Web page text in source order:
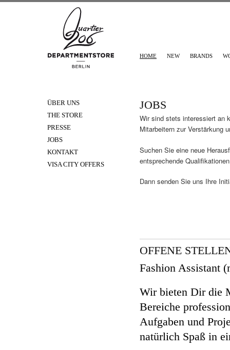
HOME NEW BRANDS
ÜBER UNS
THE STORE
PRESSE
JOBS
KONTAKT
VISA CITY OFFERS
JOBS
Wir sind stets interessiert an
Mitarbeitern zur Verstärkung
Suchen Sie eine neue
entsprechende
Dann senden Sie uns Ihre
OFFENE
Fashion Assistant
Wir bieten Dir die
Bereiche
Aufgaben und
natürlich Spaß in